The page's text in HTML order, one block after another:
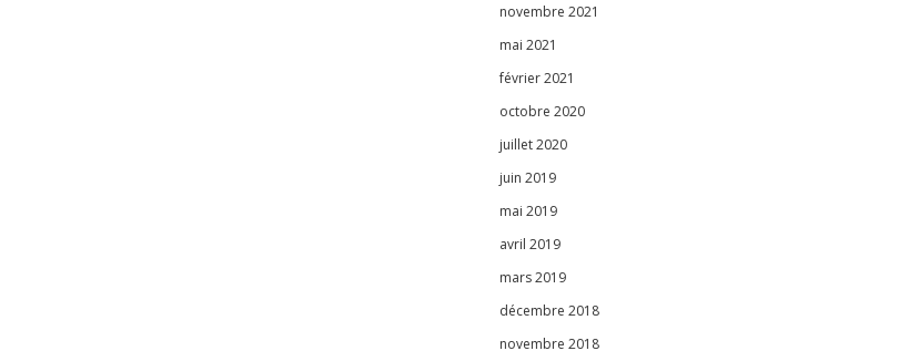
novembre 2021
mai 2021
février 2021
octobre 2020
juillet 2020
juin 2019
mai 2019
avril 2019
mars 2019
décembre 2018
novembre 2018